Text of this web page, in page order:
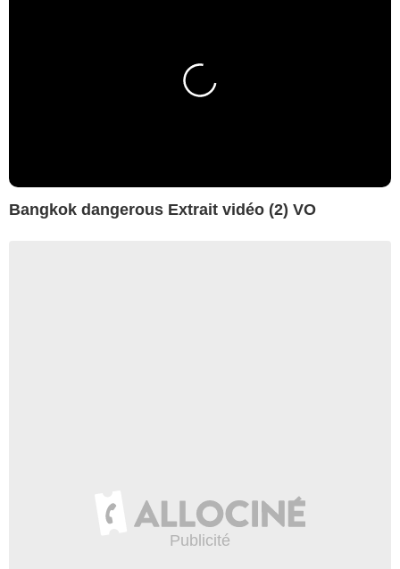
Bangkok dangerous Extrait vidéo (2) VO